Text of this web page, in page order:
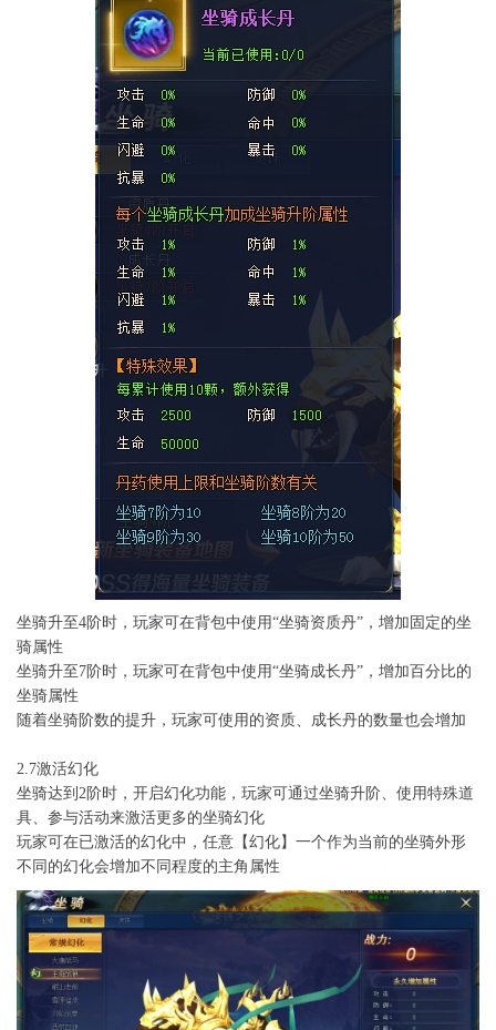
坐骑升至4阶时，玩家可在背包中使用“坐骑资质丹”，增加固定的坐
骑属性
坐骑升至7阶时，玩家可在背包中使用“坐骑成长丹”，增加百分比的
坐骑属性
随着坐骑阶数的提升，玩家可使用的资质、成长丹的数量也会增加
2.7激活幻化
坐骑达到2阶时，开启幻化功能，玩家可通过坐骑升阶、使用特殊道
具、参与活动来激活更多的坐骑幻化
玩家可在已激活的幻化中，任意【幻化】一个作为当前的坐骑外形
不同的幻化会增加不同程度的主角属性